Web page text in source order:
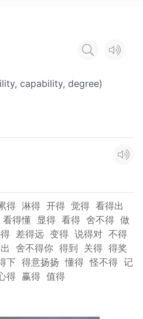
capability, degree)
得 淋得 开得 觉得 看得出
看得懂 显得 看得 舍不得 做
差得远 变得 说得对 不得
舍不得你 得到 关得 得奖
下 得意扬扬 懂得 怪不得 记
得 赢得 值得